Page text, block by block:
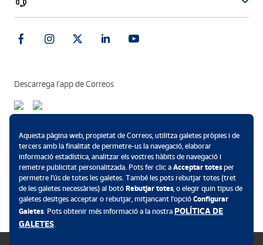
Descarrega l’app de Correos
Formes de pagament
Aquesta pàgina web, propietat de Correos, utilitza galetes pròpies i de
tercers amb la finalitat de permetre-us la navegació, elaborar
informació estadística, analitzar els vostres hàbits de navegació i
remetre publicitat personalitzada. Pots fer clic a Acceptar totesper
permetre l’ús de totes les galetes. També les pots rebutjar totes (tret
de les galetes necessàries) al botó Rebutjar totes, o elegir quin tipus de
galetes desitges acceptar o rebutjar, mitjançant l’opció Configurar
Galetes. Pots obtenir més informació a la nostra POLÍTICA DE
GALETES.